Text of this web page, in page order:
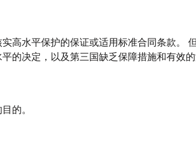
高水平保护的保证或适用标准合同条款。
的决定，以及第三国缺乏保障措施和有效的
的。